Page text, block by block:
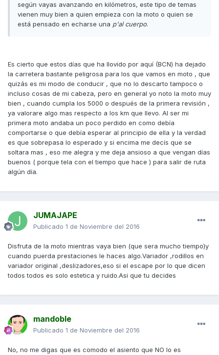
según vayas avanzando en kilómetros, este tipo de temas
vienen muy bien a quien empieza con la moto o quien se
está pensado en echarse una p'al cuerpo.
Es cierto que estos días que ha llovido por aquí (BCN) ha dejado
la carretera bastante peligrosa para los que vamos en moto , que
quizás es mi modo de conducir , que no lo descarto tampoco o
incluso cosas de mi cabeza, pero en general yo noto la moto muy
bien , cuando cumpla los 5000 o después de la primera revisión ,
ya valorare algo mas respecto a los km que llevo. Al ser mi
primera moto andaba un poco perdido en como debía
comportarse o que debía esperar al principio de ella y la verdad
es que sobrepasa lo esperado y si encima me decís que se
soltara mas , eso me alegra y me deja ansioso a que vengan días
buenos ( porque tela con el tiempo que hace ) para salir de ruta
algún día.
JUMAJAPE
Publicado 1 de Noviembre del 2016
Disfruta de la moto mientras vaya bien (que sera mucho tiempo)y
cuando puerda prestaciones le haces algo.Variador ,rodillos en
variador original ,deslizadores,eso si el escape por lo que dicen
todos todos es solo estetica y ruido.Asi que tu decides
mandoble
Publicado 1 de Noviembre del 2016
No, no me digas que es comodo el asiento que NO lo es